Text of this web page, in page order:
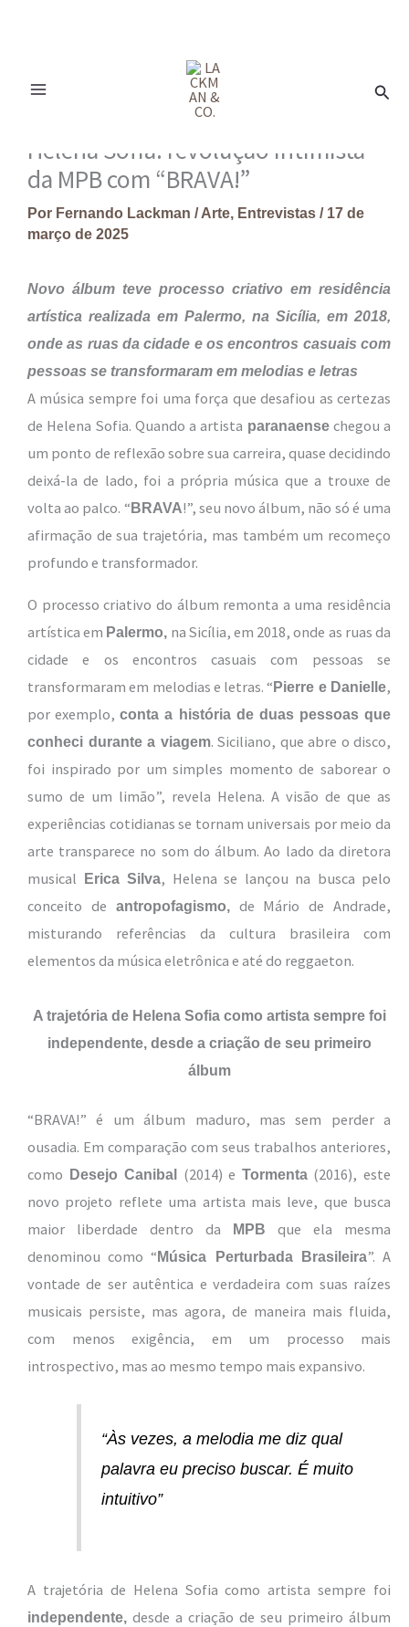
Helena Sofia: revolução intimista
da MPB com “BRAVA!”
Por Fernando Lackman /Arte, Entrevistas / 17 de
março de 2025
Novo álbum teve processo criativo em residência
artística realizada em Palermo, na Sicília, em 2018,
onde as ruas da cidade e os encontros casuais com
pessoas se transformaram em melodias e letras
A música sempre foi uma força que desafiou as certezas
de Helena Sofia. Quando a artista paranaensechegou a
um ponto de reflexão sobre sua carreira, quase decidindo
deixá-la de lado, foi a própria música que a trouxe de
volta ao palco. “BRAVA!”, seu novo álbum, não só é uma
afirmação de sua trajetória, mas também um recomeço
profundo e transformador.
O processo criativo do álbum remonta a uma residência
artística em Palermo, na Sicília, em 2018, onde as ruas da
cidade e os encontros casuais com pessoas se
transformaram em melodias e letras. “Pierre e Danielle,
por exemplo,conta a história de duas pessoas que
conheci durante a viagem. Siciliano, que abre o disco,
foi inspirado por um simples momento de saborear o
sumo de um limão”, revela Helena. A visão de que as
experiências cotidianas se tornam universais por meio da
arte transparece no som do álbum. Ao lado da diretora
musical Erica Silva, Helena se lançou na busca pelo
conceito de antropofagismo,de Mário de Andrade,
misturando referências da cultura brasileira com
elementos da música eletrônica e até do reggaeton.
A trajetória de Helena Sofia como artista sempre foi
independente, desde a criação de seu primeiro
álbum
“BRAVA!” é um álbum maduro, mas sem perder a
ousadia. Em comparação com seus trabalhos anteriores,
como
Desejo Canibal (2014) e Tormenta(2016), este
novo projeto reflete uma artista mais leve, que busca
maior liberdade dentro da
MPB
que ela mesma
denominou como “ Música Perturbada Brasileira”. A
vontade de ser autêntica e verdadeira com suas raízes
musicais persiste, mas agora, de maneira mais fluida,
com menos exigência, em um processo mais
introspectivo, mas ao mesmo tempo mais expansivo.
“Às vezes, a melodia me diz qual
palavra eu preciso buscar. É muito
intuitivo”
A trajetória de Helena Sofia como artista sempre foi
independente, desde a criação de seu primeiro álbum